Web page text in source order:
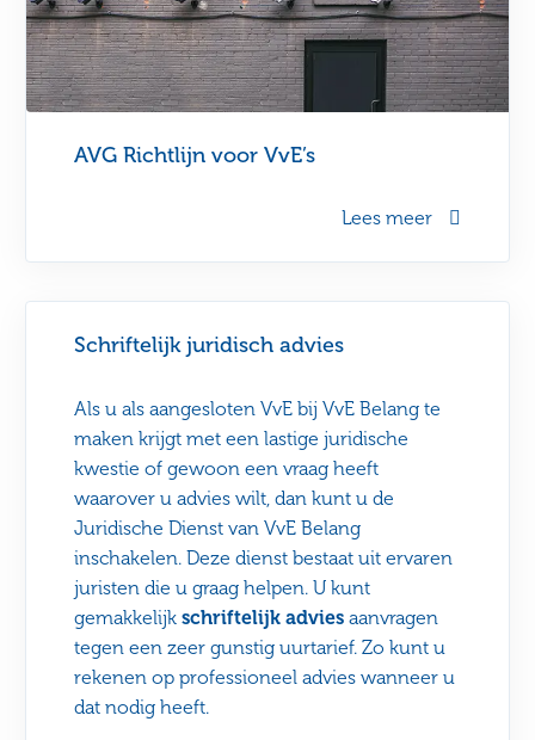
Schriftelijk juridisch advies
Als u als aangesloten VvE bij VvE Belang te
maken krijgt met een lastige juridische
kwestie of gewoon een vraag heeft
waarover u advies wilt, dan kunt u de
Juridische Dienst van VvE Belang
inschakelen. Deze dienst bestaat uit ervaren
juristen die u graag helpen. U kunt
gemakkelijkschriftelijk advies aanvragen
tegen een zeer gunstig uurtarief. Zo kunt u
rekenen op professioneel advies wanneer u
dat nodig heeft.
AVG Richtlijn voor VvE’s
Lees meer